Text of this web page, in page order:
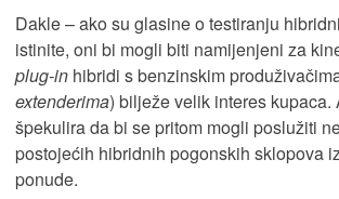
Dakle – ako su glasine o testiranju
istinite, oni bi mogli biti namijenjeni za
plug-in hibridi s benzinskim
extenderima) bilježe velik interes kupaca.
špekulira da bi se pritom mogli poslužiti
postojećih hibridnih pogonskih sklopova
ponude.